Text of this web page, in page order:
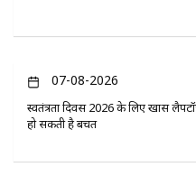
07-08-2026
स्वतंत्रता दिवस 2026 के लिए खास
हो सकती है बचत